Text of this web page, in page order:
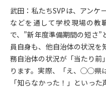
武田：私たちSVPは、アンケ
などを通して学校現場の教
で、”新年度準備期間の短さ
員自身も、他自治体の状況
務自治体の状況が「当たり前
ります。実際、「え、◯◯県
「知らなかった！」といっ